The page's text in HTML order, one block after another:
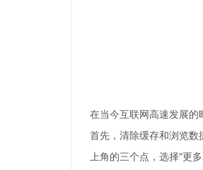
在当今互联网高速发展
首先，清除缓存和浏览
上角的三个点，选择“更